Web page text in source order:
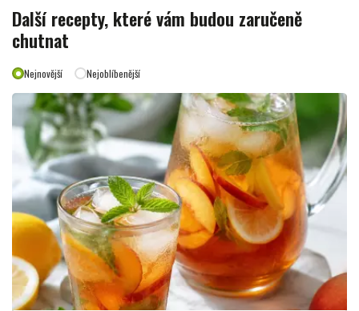
Další recepty, které vám budou zaručeně
chutnat
Nejnovější Nejoblíbenější